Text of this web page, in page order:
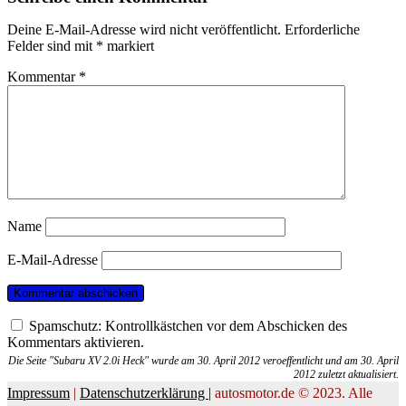
Deine E-Mail-Adresse wird nicht veröffentlicht. Erforderliche
Felder sind mit * markiert
Kommentar *
Name
E-Mail-Adresse
Spamschutz: Kontrollkästchen vor dem Abschicken des
Kommentars aktivieren.
Die Seite "Subaru XV 2.0i Heck" wurde am 30. April 2012 veroeffentlicht und am 30. April
2012 zuletzt aktualisiert.
Impressum | Datenschutzerklärung | autosmotor.de © 2023. Alle